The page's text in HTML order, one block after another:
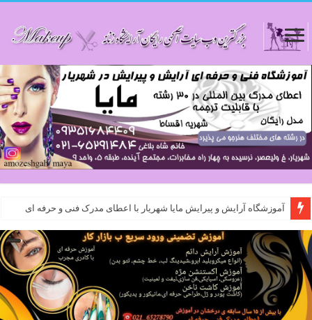
آموزشگاه آرایش و پیرایش مایا شهریار با اعطای مدرک فنی و حرفه ای